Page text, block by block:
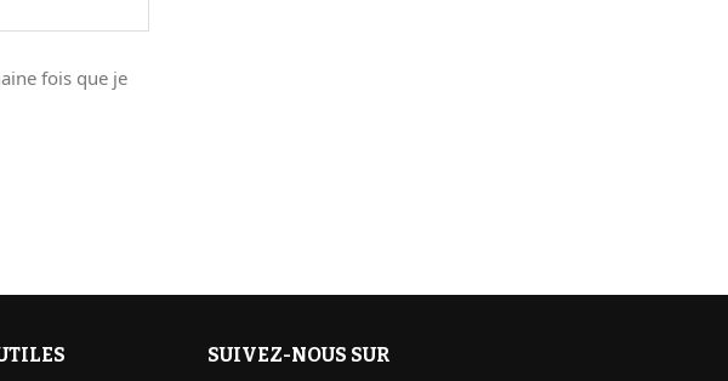
fois que je
SUIVEZ-NOUS SUR